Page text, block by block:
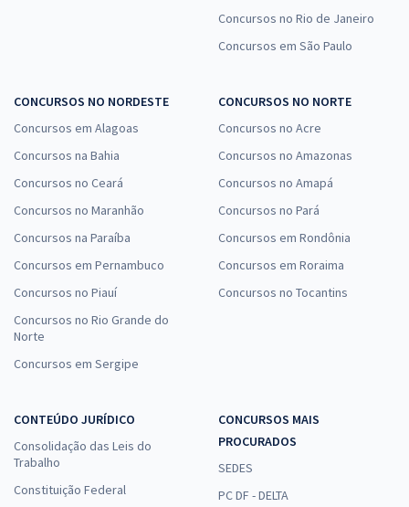
Concursos no Rio de Janeiro
Concursos em São Paulo
CONCURSOS NO NORDESTE
Concursos em Alagoas
Concursos na Bahia
Concursos no Ceará
Concursos no Maranhão
Concursos na Paraíba
Concursos em Pernambuco
Concursos no Piauí
Concursos no Rio Grande do
Norte
Concursos em Sergipe
CONCURSOS NO NORTE
Concursos no Acre
Concursos no Amazonas
Concursos no Amapá
Concursos no Pará
Concursos em Rondônia
Concursos em Roraima
Concursos no Tocantins
CONTEÚDO JURÍDICO
Consolidação das Leis do
Trabalho
Constituição Federal
CONCURSOS MAIS
PROCURADOS
SEDES
PC DF - DELTA